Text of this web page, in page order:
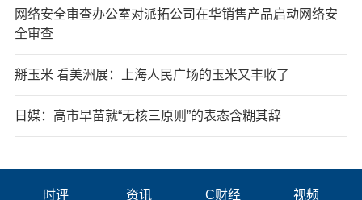
网络安全审查办公室对派拓公司在华销售产品启动网络安
全审查
掰玉米 看美洲展：上海人民广场的玉米又丰收了
日媒：高市早苗就“无核三原则”的表态含糊其辞
时评 资讯 C财经 视频